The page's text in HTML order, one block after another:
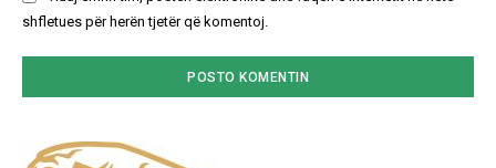
shfletues për herën tjetër që komentoj.